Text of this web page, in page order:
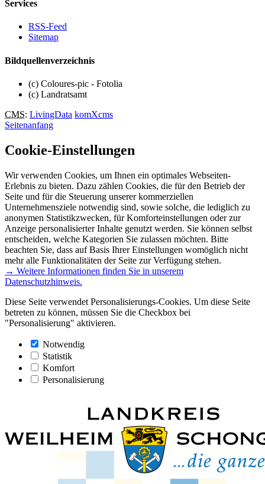
Services
RSS-Feed
Sitemap
Bildquellenverzeichnis
(c) Coloures-pic - Fotolia
(c) Landratsamt
CMS: LivingData komXcms
Seitenanfang
Cookie-Einstellungen
Wir verwenden Cookies, um Ihnen ein optimales Webseiten-
Erlebnis zu bieten. Dazu zählen Cookies, die für den Betrieb der
Seite und für die Steuerung unserer kommerziellen
Unternehmensziele notwendig sind, sowie solche, die lediglich zu
anonymen Statistikzwecken, für Komforteinstellungen oder zur
Anzeige personalisierter Inhalte genutzt werden. Sie können selbst
entscheiden, welche Kategorien Sie zulassen möchten. Bitte
beachten Sie, dass auf Basis Ihrer Einstellungen womöglich nicht
mehr alle Funktionalitäten der Seite zur Verfügung stehen.
→ Weitere Informationen finden Sie in unserem
Datenschutzhinweis.
Diese Seite verwendet Personalisierungs-Cookies. Um diese Seite
betreten zu können, müssen Sie die Checkbox bei
"Personalisierung" aktivieren.
Notwendig
Statistik
Komfort
Personalisierung